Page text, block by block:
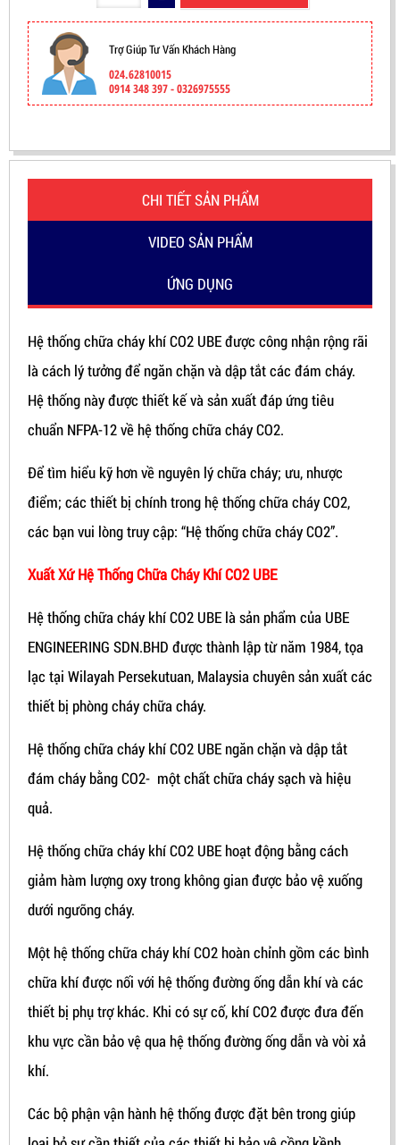
Trợ Giúp Tư Vấn Khách Hàng
024.62810015
0914 348 397 - 0326975555
CHI TIẾT SẢN PHẨM
VIDEO SẢN PHẨM
ỨNG DỤNG
Hệ thống chữa cháy khí CO2 UBE được công nhận rộng rãi
là cách lý tưởng để ngăn chặn và dập tắt các đám cháy.
Hệ thống này được thiết kế và sản xuất đáp ứng tiêu
chuẩn NFPA-12 về hệ thống chữa cháy CO2.
Để tìm hiểu kỹ hơn về nguyên lý chữa cháy; ưu, nhược
điểm; các thiết bị chính trong hệ thống chữa cháy CO2,
các bạn vui lòng truy cập: “Hệ thống chữa cháy CO2”.
Xuất Xứ Hệ Thống Chữa Cháy Khí CO2 UBE
Hệ thống chữa cháy khí CO2 UBE là sản phẩm của UBE
ENGINEERING SDN.BHD được thành lập từ năm 1984, tọa
lạc tại Wilayah Persekutuan, Malaysia chuyên sản xuất các
thiết bị phòng cháy chữa cháy.
Hệ thống chữa cháy khí CO2 UBE ngăn chặn và dập tắt
đám cháy bằng CO2- một chất chữa cháy sạch và hiệu
quả.
Hệ thống chữa cháy khí CO2 UBE hoạt động bằng cách
giảm hàm lượng oxy trong không gian được bảo vệ xuống
dưới ngưỡng cháy.
Một hệ thống chữa cháy khí CO2 hoàn chỉnh gồm các bình
chữa khí được nối với hệ thống đường ống dẫn khí và các
thiết bị phụ trợ khác. Khi có sự cố, khí CO2 được đưa đến
khu vực cần bảo vệ qua hệ thống đường ống dẫn và vòi xả
khí.
Các bộ phận vận hành hệ thống được đặt bên trong giúp